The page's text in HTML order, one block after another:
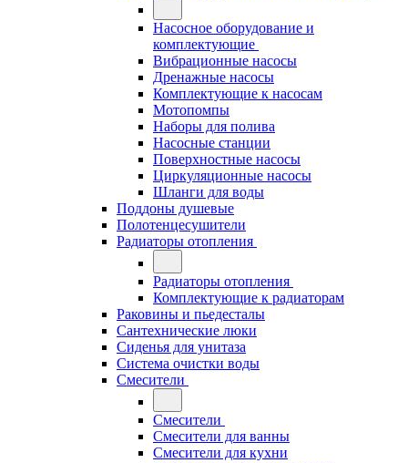
Насосное оборудование и
комплектующие
Вибрационные насосы
Дренажные насосы
Комплектующие к насосам
Мотопомпы
Наборы для полива
Насосные станции
Поверхностные насосы
Циркуляционные насосы
Шланги для воды
Поддоны душевые
Полотенцесушители
Радиаторы отопления
Радиаторы отопления
Комплектующие к радиаторам
Раковины и пьедесталы
Сантехнические люки
Сиденья для унитаза
Система очистки воды
Смесители
Смесители
Смесители для ванны
Смесители для кухни